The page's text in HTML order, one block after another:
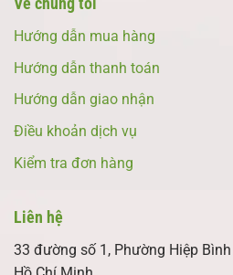
Hướng dẫn mua hàng
Hướng dẫn thanh toán
Hướng dẫn giao nhận
Điều khoản dịch vụ
Kiểm tra đơn hàng
Liên hệ
33 đường số 1, Phường Hiệp